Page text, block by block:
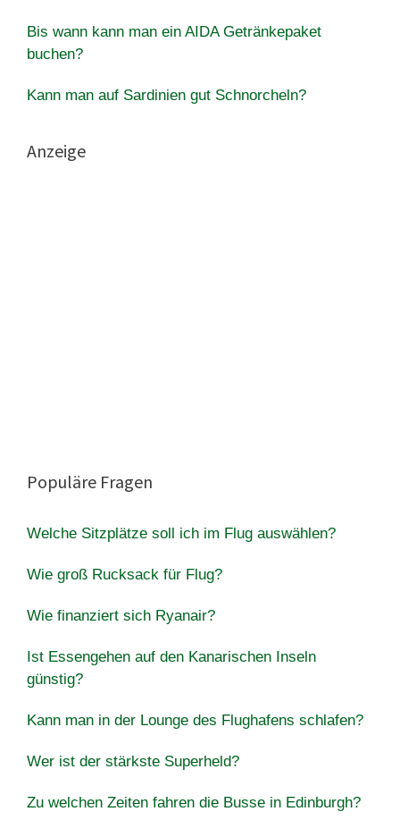
Bis wann kann man ein AIDA Getränkepaket
buchen?
Kann man auf Sardinien gut Schnorcheln?
Anzeige
Populäre Fragen
Welche Sitzplätze soll ich im Flug auswählen?
Wie groß Rucksack für Flug?
Wie finanziert sich Ryanair?
Ist Essengehen auf den Kanarischen Inseln
günstig?
Kann man in der Lounge des Flughafens schlafen?
Wer ist der stärkste Superheld?
Zu welchen Zeiten fahren die Busse in Edinburgh?